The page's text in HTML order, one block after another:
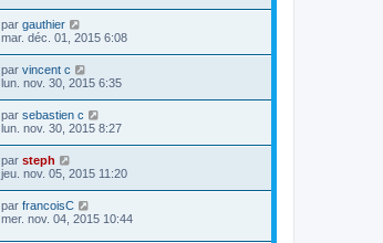
par gauthier
mar. déc. 01, 2015 6:08
par vincent c
lun. nov. 30, 2015 6:35
par sebastien c
lun. nov. 30, 2015 8:27
par steph
jeu. nov. 05, 2015 11:20
par francoisC
mer. nov. 04, 2015 10:44